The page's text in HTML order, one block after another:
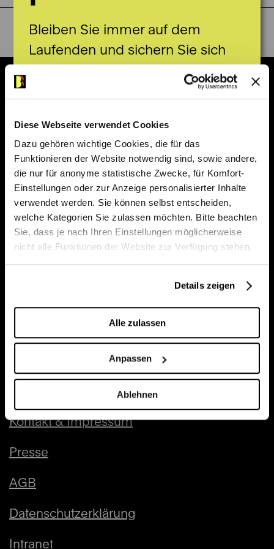
Diese Webseite verwendet Cookies
Dazu gehören wichtige Cookies, die für das
Funktionieren der Website notwendig sind, sowie andere,
die nur für anonyme statistische Zwecke, für Komfort-
Einstellungen oder zur Anzeige personalisierter Inhalte
verwendet werden. Sie können selbst entscheiden,
welche Kategorien Sie zulassen möchten. Bitte beachten
Sie, dass je nach Ihren Einstellungen möglicherweise
nicht alle Funktionen der Website zur Verfügung stehen.
Details zeigen
Alle zulassen
Anpassen
Ablehnen
Billettkasse im Stadttheater
Unsere Billettkasse bleibt bis einschliesslich
jederzeit online erhältlich. Ab dem 11. August
sind wir wieder persönlich für Sie da.
Kasse/Information031 329 52 52
Zentrale
031 329 51 11
kasse@buehnenbern.ch
Kontakt & Impressum
Presse
AGB
Datenschutzerklärung
Intranet
Bleiben Sie immer auf dem
Laufenden und sichern Sie sich
jeden Monat die Chance auf 50 %
Rabatt auf zwei Tickets für eine
aktuelle Angebot erfahren Sie
jeweils in unserem Highlight-
Newsletter.
Hier anmelden